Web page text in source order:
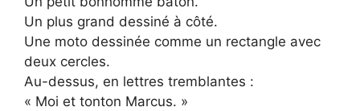
Un plus grand dessiné à côté.
Une moto dessinée comme un rectangle avec
deux cercles.
Au-dessus, en lettres tremblantes :
« Moi et tonton Marcus. »